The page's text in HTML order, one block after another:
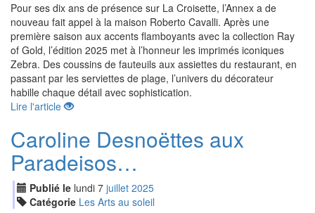
Pour ses dix ans de présence sur La Croisette, l’Annex a de
nouveau fait appel à la maison Roberto Cavalli.​ Après une
première saison aux accents flamboyants avec la collection Ray
of Gold, l’édition 2025 met à l’honneur les imprimés iconiques
Zebra. Des coussins de fauteuils aux assiettes du restaurant, en
passant par les serviettes de plage, l’univers du décorateur
habille chaque détail avec sophistication.
Lire l'article
Caroline Desnoëttes aux
Paradeisos…
Publié le lundi 7 juillet 2025
Catégorie Les Arts au soleil